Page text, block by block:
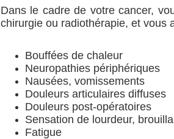
Dans le cadre de votre cancer,
chirurgie ou radiothérapie, et vous
Bouffées de chaleur
Neuropathies périphériques
Nausées, vomissements
Douleurs articulaires diffuses
Douleurs post-opératoires
Sensation de lourdeur,
Fatigue